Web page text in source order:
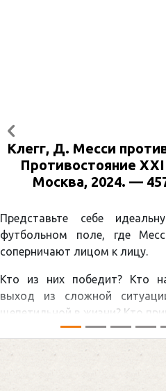
Клегг, Д. Месси
Противостояние
Москва, 2024. —
Представьте себе
футбольном поле, где
соперничают лицом к лицу.
Кто из них победит? Кто
выход из сложной
щепетильной в жизни? Кто
Предыдущий